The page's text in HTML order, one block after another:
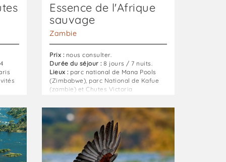
Essence de l'Afrique
sauvage
Zambie
Prix : nous consulter.
Durée du séjour : 8 jours / 7 nuits.
Lieux : parc national de Mana Pools
(Zimbabwe), parc National de Kafue
(zambie) et Chutes Victoria
Saison :de juin à novembre.
Fish
Eagle
Safari
Une